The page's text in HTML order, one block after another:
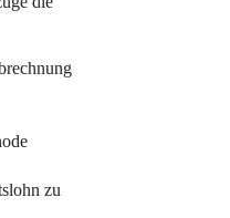
zu